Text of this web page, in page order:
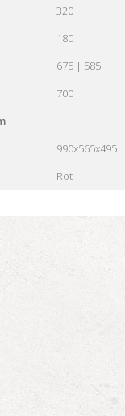
320
180
675 | 585
700
990x565x495
Rot